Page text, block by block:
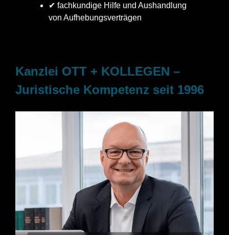
✔ fachkundige Hilfe und Aushandlung
von Aufhebungsverträgen
Kanzlei OTT + KOLLEGEN –
Juristische Kompetenz seit 1996